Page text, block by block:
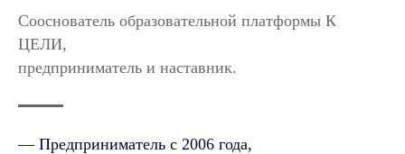
Сооснователь образовательной платформы К
ЦЕЛИ,
предприниматель и наставник.
— Предприниматель с 2006 года,